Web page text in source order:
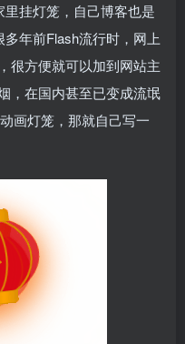
挂灯笼，自己博客也是
年前Flash流行时，网上
很方便就可以加到网站主
，在国内甚至已变成流氓
画灯笼，那就自己写一